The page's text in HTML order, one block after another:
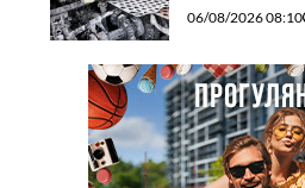
06/08/2026 08:10